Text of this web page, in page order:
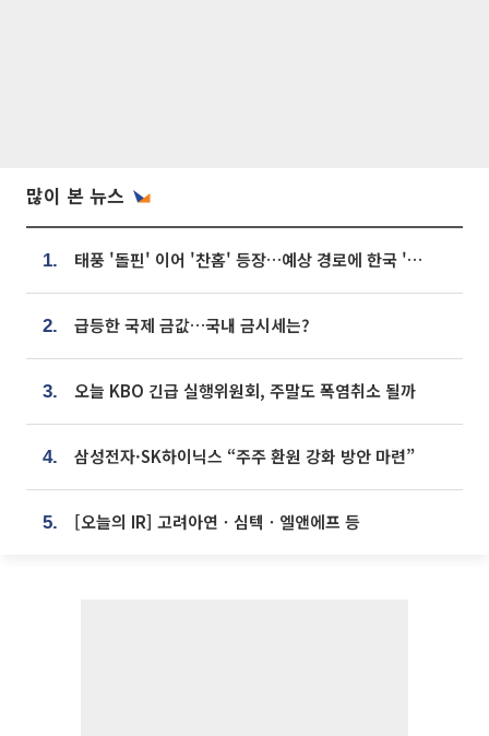
많이 본 뉴스
1. 태풍 '돌핀' 이어 '찬홈' 등장…예상 경로에 한국 '한숨'
2. 급등한 국제 금값…국내 금시세는?
3. 오늘 KBO 긴급 실행위원회, 주말도 폭염취소 될까
4. 삼성전자·SK하이닉스 “주주 환원 강화 방안 마련”
5. [오늘의 IR] 고려아연ㆍ심텍ㆍ엘앤에프 등